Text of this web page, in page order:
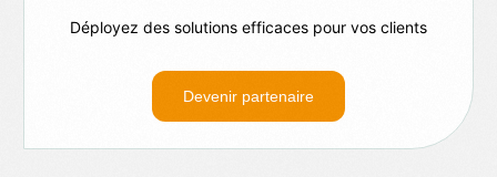
Déployez des solutions efficaces pour vos clients
Devenir partenaire